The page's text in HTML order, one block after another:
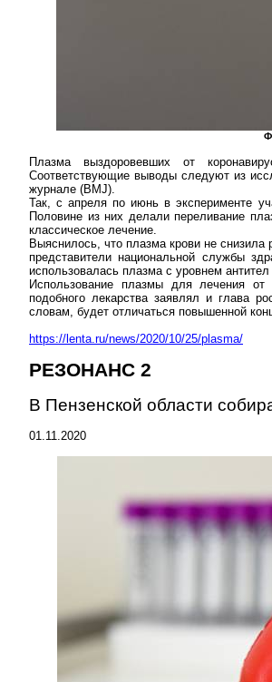
Плазма выздоровевшихот
Соответствующие выводы следуют из
журнале (BMJ).
Так, с апреля по июнь в эксперименте
Половине из них делали переливание
классическое лечение.
Выяснилось, что плазма крови не
представители национальной службы
использовалась плазма с уровнем
Использование плазмы для лечения от
подобного лекарства заявлял и глава
словам, будет отличаться повышенной
https://lenta.ru/news/2020/10/25/plasma/
РЕЗОНАНС 2
В Пензенской области
01.11.2020